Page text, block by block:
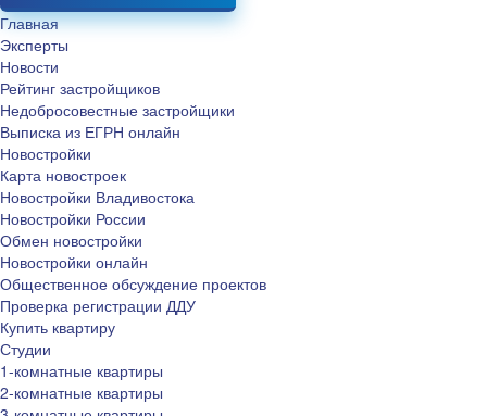
Главная
Эксперты
Новости
Рейтинг застройщиков
Недобросовестные застройщики
Выписка из ЕГРН онлайн
Новостройки
Карта новостроек
Новостройки Владивостока
Новостройки России
Обмен новостройки
Новостройки онлайн
Общественное обсуждение проектов
Проверка регистрации ДДУ
Купить квартиру
Студии
1-комнатные квартиры
2-комнатные квартиры